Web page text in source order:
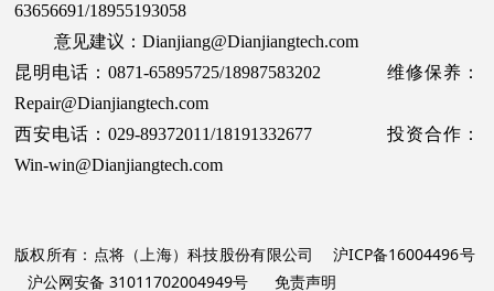
63656691/18955193058
意见建议：Dianjiang@Dianjiangtech.com
昆明电话：0871-65895725/18987583202 维修保养：
Repair@Dianjiangtech.com
西安电话：029-89372011/18191332677 投资合作：
Win-win@Dianjiangtech.com
版权所有：点将（上海）科技股份有限公司 沪ICP备16004496号
沪公网安备 31011702004949号
免责声明